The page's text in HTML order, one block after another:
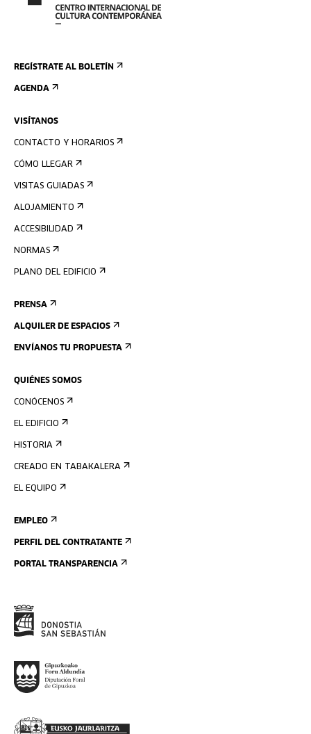
REGÍSTRATE AL BOLETÍN
AGENDA
VISÍTANOS
CONTACTO Y HORARIOS
CÓMO LLEGAR
VISITAS GUIADAS
ALOJAMIENTO
ACCESIBILIDAD
NORMAS
PLANO DEL EDIFICIO
PRENSA
ALQUILER DE ESPACIOS
ENVÍANOS TU PROPUESTA
QUIÉNES SOMOS
CONÓCENOS
EL EDIFICIO
HISTORIA
CREADO EN TABAKALERA
EL EQUIPO
EMPLEO
PERFIL DEL CONTRATANTE
PORTAL TRANSPARENCIA